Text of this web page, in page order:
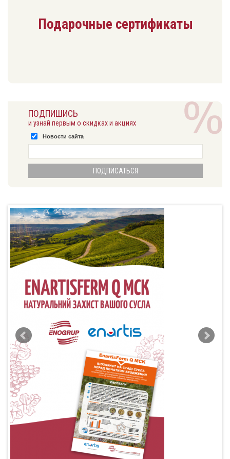
Подарочные сертификаты
ПОДПИШИСЬ
и узнай первым о скидках и акциях
Новости сайта